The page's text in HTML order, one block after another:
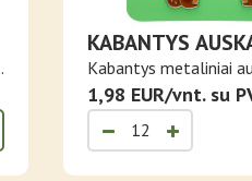
KABANTYS
VOVERYTĖS
Kabantys metaliniai
voverytės..
1,98 EUR/vnt. su